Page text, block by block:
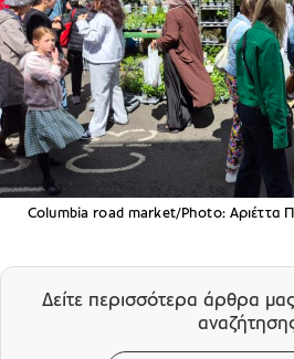
Columbia road market/Photo: Aριέττα
Δείτε περισσότερα άρθρα μας